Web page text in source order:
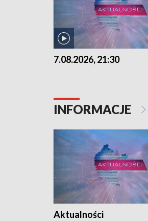
7.08.2026, 21:30
INFORMACJE
Aktualności